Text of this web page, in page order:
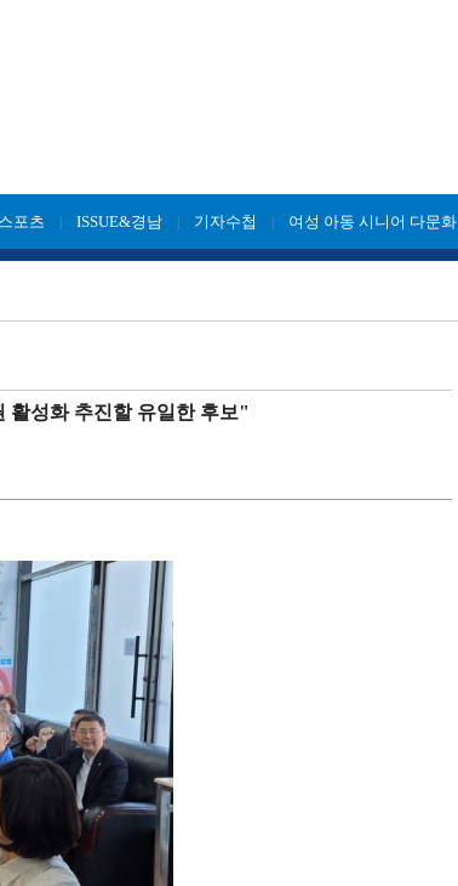
포츠 ISSUE&경남 기자수첩 여성 아동 시니어 다문화
활성화 추진할 유일한 후보"